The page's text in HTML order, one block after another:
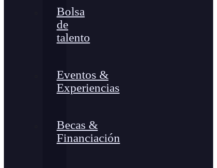
Bolsa
de
talento
Eventos &
Experiencias
Becas &
Financiación